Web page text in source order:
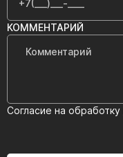
КОММЕНТАРИЙ
Согласие на обработку